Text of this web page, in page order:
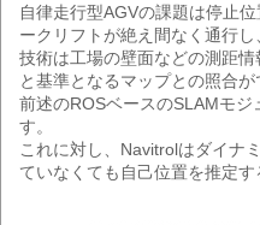
自律走行型AGVの課題は停止
ークリフトが絶え間なく通行
技術は工場の壁面などの測距
と基準となるマップとの照合
前述のROSベースのSLAMモ
す。
これに対し、Navitrolはダイナ
ていなくても自己位置を推定す